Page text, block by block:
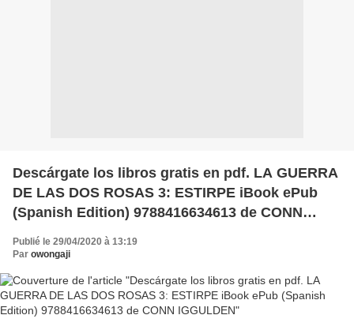
Descárgate los libros gratis en pdf. LA GUERRA
DE LAS DOS ROSAS 3: ESTIRPE iBook ePub
(Spanish Edition) 9788416634613 de CONN
Publié le 29/04/2020 à 13:19
Par owongaji